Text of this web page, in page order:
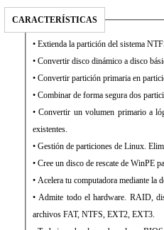
CARACTERÍSTICAS
• Extienda la partición del sistema
• Convertir disco dinámico a disco
• Convertir partición primaria en
• Combinar de forma segura dos
• Convertir un volumen primario a
existentes.
• Gestión de particiones de Linux.
• Cree un disco de rescate de WinPE
• Acelera tu computadora mediante la
• Admite todo el hardware. RAID,
archivos FAT, NTFS, EXT2, EXT3.